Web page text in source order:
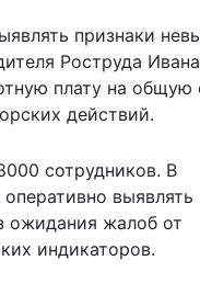
признаки
Роструда Ивана
плату на
действий.
сотрудников. В
выявлять
ожидания жалоб от
индикаторов.